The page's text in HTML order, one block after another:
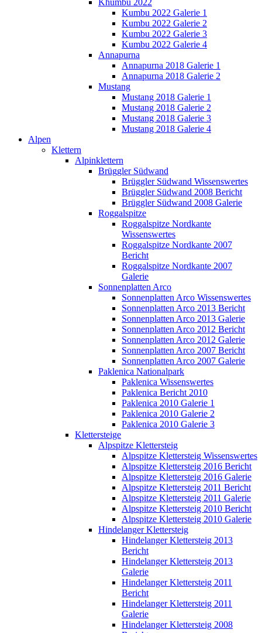
Khumbu 2022
Kumbu 2022 Galerie 1
Kumbu 2022 Galerie 2
Kumbu 2022 Galerie 3
Kumbu 2022 Galerie 4
Annapurna
Annapurna 2018 Galerie 1
Annapurna 2018 Galerie 2
Mustang
Mustang 2018 Galerie 1
Mustang 2018 Galerie 2
Mustang 2018 Galerie 3
Mustang 2018 Galerie 4
Alpen
Klettern
Alpinklettern
Brüggler Südwand
Brüggler Südwand Wissenswertes
Brüggler Südwand 2008 Bericht
Brüggler Südwand 2008 Galerie
Roggalspitze
Roggalspitze Nordkante
Wissenswertes
Roggalspitze Nordkante 2007
Bericht
Roggalspitze Nordkante 2007
Galerie
Sonnenplatten Arco
Sonnenplatten Arco Wissenswertes
Sonnenplatten Arco 2013 Bericht
Sonnenplatten Arco 2013 Galerie
Sonnenplatten Arco 2012 Bericht
Sonnenplatten Arco 2012 Galerie
Sonnenplatten Arco 2007 Bericht
Sonnenplatten Arco 2007 Galerie
Paklenica Nationalpark
Paklenica Wissenswertes
Paklenica Bericht 2010
Paklenica 2010 Galerie 1
Paklenica 2010 Galerie 2
Paklenica 2010 Galerie 3
Klettersteige
Alpspitze Klettersteig
Alpspitze Klettersteig Wissenswertes
Alpspitze Klettersteig 2016 Bericht
Alpspitze Klettersteig 2016 Galerie
Alpspitze Klettersteig 2011 Bericht
Alpspitze Klettersteig 2011 Galerie
Alpspitze Klettersteig 2010 Bericht
Alpspitze Klettersteig 2010 Galerie
Hindelanger Klettersteig
Hindelanger Klettersteig 2013
Bericht
Hindelanger Klettersteig 2013
Galerie
Hindelanger Klettersteig 2011
Bericht
Hindelanger Klettersteig 2011
Galerie
Hindelanger Klettersteig 2008